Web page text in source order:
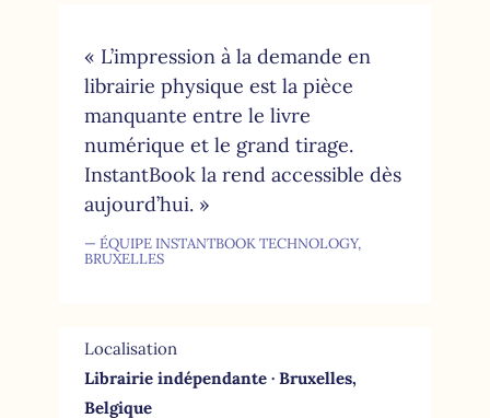
« L’impression à la demande en
librairie physique est la pièce
manquante entre le livre
numérique et le grand tirage.
InstantBook la rend accessible dès
aujourd’hui. »
— ÉQUIPE INSTANTBOOK TECHNOLOGY,
BRUXELLES
Localisation
Librairie indépendante · Bruxelles,
Belgique